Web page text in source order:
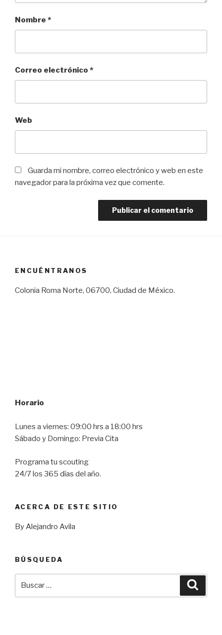
Nombre *
Correo electrónico *
Web
Guarda mi nombre, correo electrónico y web en este
navegador para la próxima vez que comente.
ENCUÉNTRANOS
Colonia Roma Norte, 06700, Ciudad de México.
Horario
Lunes a viernes: 09:00 hrs a 18:00 hrs
Sábado y Domingo: Previa Cita
Programa tu scouting
24/7 los 365 días del año.
ACERCA DE ESTE SITIO
By Alejandro Avila
BÚSQUEDA